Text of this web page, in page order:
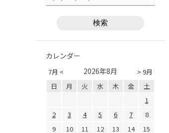
カレンダー
7月 < > 9月
2026年8月
日 月 火 水 木 金
土
1
2
3 4 5 6 7
8
9
10 11 12 13 14
15